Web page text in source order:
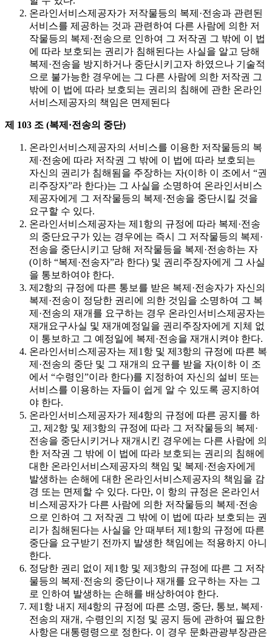
온라인서비스제공자가 저작물등의 복제·전송과 관련된
서비스를 제공하는 것과 관련하여 다른 사람에 의한 저
작물등의 복제·전송으로 인하여 그 저작권 그 밖에 이 법
에 따라 보호되는 권리가 침해된다는 사실을 알고 당해
복제·전송을 방지하거나 중단시키고자 하였으나 기술적
으로 불가능한 경우에는 그 다른 사람에 의한 저작권 그
밖에 이 법에 따라 보호되는 권리의 침해에 관한 온라인
서비스제공자의 책임은 면제된다
제 103 조 (복제·전송의 중단)
온라인서비스제공자의 서비스를 이용한 저작물등의 복
제·전송에 따라 저작권 그 밖에 이 법에 따라 보호되는
자신의 권리가 침해됨을 주장하는 자(이하 이 조에서 “권
리주장자”라 한다)는 그 사실을 소명하여 온라인서비스
제공자에게 그 저작물등의 복제·전송을 중단시킬 것을
요구할 수 있다.
온라인서비스제공자는 제1항의 규정에 따라 복제·전송
의 중단요구가 있는 경우에는 즉시 그 저작물등의 복제·
전송을 중단시키고 당해 저작물등을 복제·전송하는 자
(이하 “복제·전송자”라 한다) 및 권리주장자에게 그 사실
을 통보하여야 한다.
제2항의 규정에 따른 통보를 받은 복제·전송자가 자신의
복제·전송이 정당한 권리에 의한 것임을 소명하여 그 복
제·전송의 재개를 요구하는 경우 온라인서비스제공자는
재개요구사실 및 재개예정일을 권리주장자에게 지체 없
이 통보하고 그 예정일에 복제·전송을 재개시켜야 한다.
온라인서비스제공자는 제1항 및 제3항의 규정에 따른 복
제·전송의 중단 및 그 재개의 요구를 받을 자(이하 이 조
에서 “수령인”이라 한다)를 지정하여 자신의 설비 또는
서비스를 이용하는 자들이 쉽게 알 수 있도록 공지하여
야 한다.
온라인서비스제공자가 제4항의 규정에 따른 공지를 하
고, 제2항 및 제3항의 규정에 따라 그 저작물등의 복제·
전송을 중단시키거나 재개시킨 경우에는 다른 사람에 의
한 저작권 그 밖에 이 법에 따라 보호되는 권리의 침해에
대한 온라인서비스제공자의 책임 및 복제·전송자에게
발생하는 손해에 대한 온라인서비스제공자의 책임을 감
경 또는 면제할 수 있다. 다만, 이 항의 규정은 온라인서
비스제공자가 다른 사람에 의한 저작물등의 복제·전송
으로 인하여 그 저작권 그 밖에 이 법에 따라 보호되는 권
리가 침해된다는 사실을 안 때부터 제1항의 규정에 따른
중단을 요구받기 전까지 발생한 책임에는 적용하지 아니
한다.
정당한 권리 없이 제1항 및 제3항의 규정에 따른 그 저작
물등의 복제·전송의 중단이나 재개를 요구하는 자는 그
로 인하여 발생하는 손해를 배상하여야 한다.
제1항 내지 제4항의 규정에 따른 소명, 중단, 통보, 복제·
전송의 재개, 수령인의 지정 및 공지 등에 관하여 필요한
사항은 대통령령으로 정한다. 이 경우 문화관광부장관은